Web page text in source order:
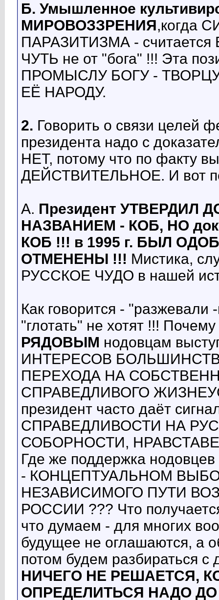
Б. Умышленное
МИРОВОЗЗРЕНИЯ,когда
ПАРАЗИТИЗМА -
ЧУТЬ не от "бога" !!! Эта
ПРОМЫСЛУ БОГУ -
ЕЁ НАРОДУ.
2. Говорить о связи целей
президента надо с
НЕТ, потому что по факту
ДЕЙСТВИТЕЛЬНОЕ. И вот
А. Президент
НАЗВАНИЕМ - КОБ, НО
КОБ !!! в 1995 г. БЫЛ
ОТМЕНЕНЫ !!! Мистика,
РУССКОЕ ЧУДО в нашей
Как говорится -
"глотать" не хотят !!!
РЯДОВЫМ нодовцам
ИНТЕРЕСОВ
ПЕРЕХОДА НА
СПРАВЕДЛИВОГО
президент часто даёт
СПРАВЕДЛИВОСТИ НА
СОБОРНОСТИ,
Где же поддержка
- КОНЦЕПТУАЛЬНОМ
НЕЗАВИСИМОГО ПУТИ
РОССИИ ??? Что
что думаем - для многих
будущее не оглашаются, а
потом будем разбираться
НИЧЕГО НЕ РЕШАЕТСЯ,
ОПРЕДЕЛИТЬСЯ НАДО